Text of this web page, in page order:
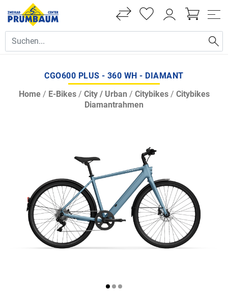
CGO600 PLUS - 360 WH - DIAMANT
Home/ E-Bikes/ City / Urban / Citybikes/ Citybikes
Diamantrahmen